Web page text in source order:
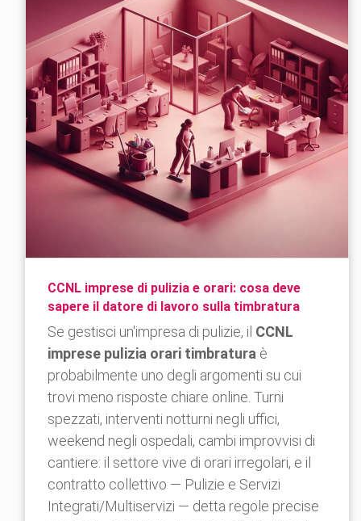
CCNL imprese di pulizia e orari: cosa deve
sapere il datore di lavoro sulla timbratura
Se gestisci un'impresa di pulizie, il CCNL
imprese pulizia orari timbratura è
probabilmente uno degli argomenti su cui
trovi meno risposte chiare online. Turni
spezzati, interventi notturni negli uffici,
weekend negli ospedali, cambi improvvisi di
cantiere: il settore vive di orari irregolari, e il
contratto collettivo — Pulizie e Servizi
Integrati/Multiservizi — detta regole precise